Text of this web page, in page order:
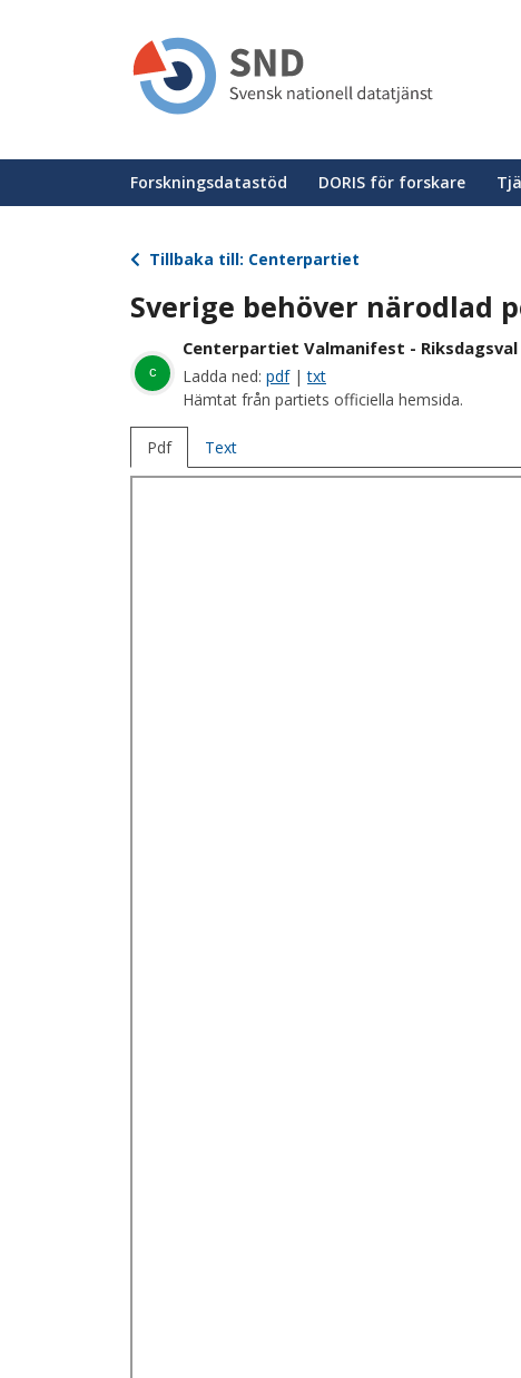
Huvudmeny
Forskningsdatastöd DORIS för forskare
Tillbaka till: Centerpartiet
Sverige behöver närodlad
c
Centerpartiet Valmanifest - Riksdagsval
Ladda ned: pdf|txt
Hämtat från partiets officiella hemsida.
Pdf Text